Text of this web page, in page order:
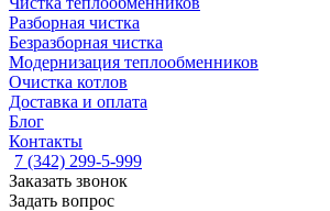
Разборная чистка
Безразборная чистка
Модернизация теплообменников
Очистка котлов
Доставка и оплата
Блог
Контакты
7 (342) 299-5-999
Заказать звонок
Задать вопрос